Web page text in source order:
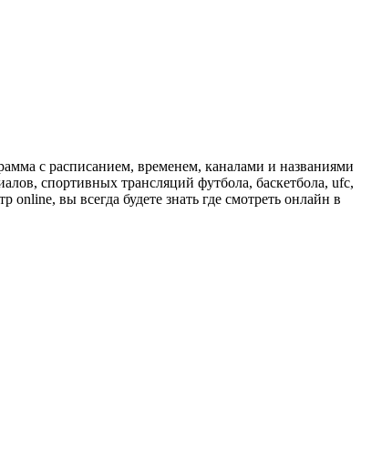
с расписанием, временем, каналами и названиями
спортивных трансляций футбола, баскетбола, ufc,
вы всегда будете знать где смотреть онлайн в